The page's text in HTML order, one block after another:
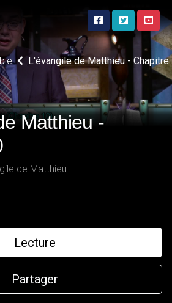
L'évangile de Matthieu - Chapitre
Matthieu -
de Matthieu
Lecture
Partager